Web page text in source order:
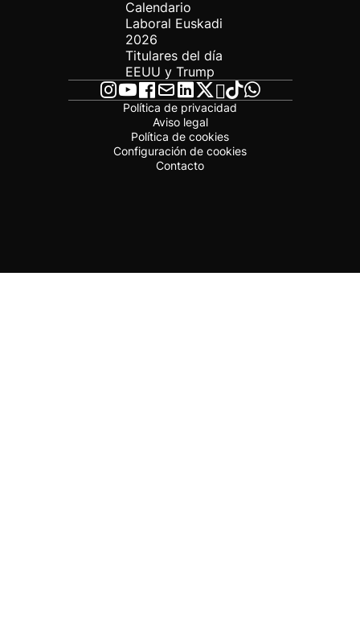
Calendario
Laboral Euskadi
2026
Titulares del día
EEUU y Trump
Política de privacidad
Aviso legal
Política de cookies
Configuración de cookies
Contacto